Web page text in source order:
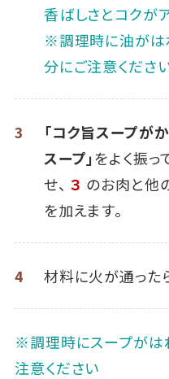
香ばしさとコクが
※調理時に油がは
分にご注意ください
3
「コク旨スープが
スープ」をよく振
せ、 ３ のお肉と他
を加えます。
4 材料に火が通った
※調理時にスープがは
注意ください